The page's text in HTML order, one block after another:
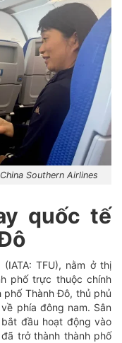
Southern Airlines
quốc tế
TFU), nằm ở thị
phố trực thuộc chính
Thành Đô, thủ phủ
phía đông nam. Sân
đầu hoạt động vào
trở thành thành phố